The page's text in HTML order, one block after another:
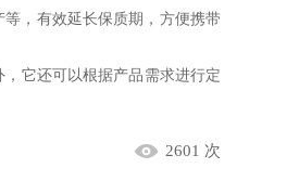
，有效延长保质期，方便携带
它还可以根据产品需求进行定
2601 次